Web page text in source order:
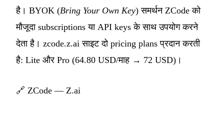
है। BYOK (Bring Your Own Key) समर्थन ZCode को
मौजूदा subscriptions या API keys के साथ उपयोग करने
देता है। zcode.z.ai साइट दो pricing plans प्रदान करती
है: Lite और Pro (64.80 USD/माह → 72 USD)।
🔗 ZCode — Z.ai